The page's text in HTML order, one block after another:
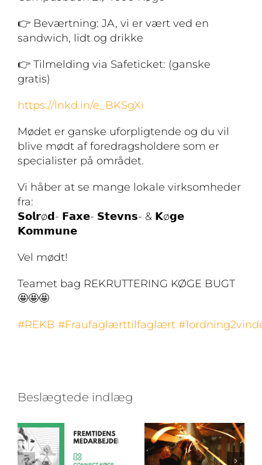
👉 Beværtning: JA, vi er vært ved en
sandwich, lidt og drikke
👉 Tilmelding via Safeticket: (ganske
gratis)
https://lnkd.in/e_BKSgXi
Mødet er ganske uforpligtende og du vil
blive mødt af foredragsholdere som er
specialister på området.
Vi håber at se mange lokale virksomheder
fra:
𝗦𝗼𝗹𝗿ø𝗱- 𝗙𝗮𝘅𝗲- 𝗦𝘁𝗲𝘃𝗻𝘀- & 𝗞ø𝗴𝗲
𝗞𝗼𝗺𝗺𝘂𝗻𝗲
Vel mødt!
Teamet bag REKRUTTERING KØGE BUGT
🤩🤩🤩
#REKB #Fraufaglærttilfaglært
Beslægtede indlæg
MEDARBEJDERE